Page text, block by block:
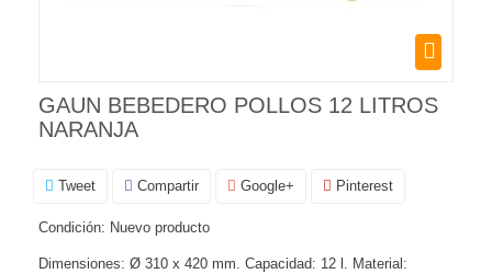
GAUN BEBEDERO POLLOS 12 LITROS
NARANJA
Tweet Compartir Google+ Pinterest
Condición: Nuevo producto
Dimensiones: Ø 310 x 420 mm. Capacidad: 12 l. Material: